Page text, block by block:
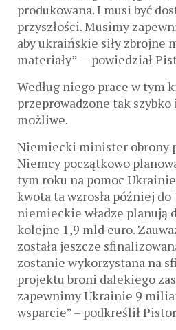
produkowana. I musi być
przyszłości. Musimy
aby ukraińskie siły zbrojne
materiały” — powiedział
Według niego prace w tym
przeprowadzone tak
możliwe.
Niemiecki minister obrony
Niemcy początkowo
tym roku na pomoc
kwota ta wzrosła później do
niemieckie władze planują
kolejne 1,9 mld euro.
została jeszcze
zostanie wykorzystana na
projektu broni dalekiego
zapewnimy Ukrainie 9
wsparcie” – podkreślił